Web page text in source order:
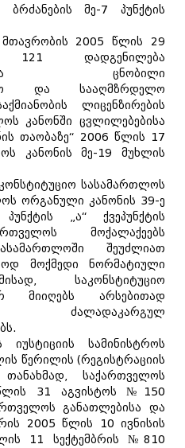
მე-7 პუნქტის
2005 წლის 29
დადგენილება
ცნობილი
და სააღმზრდელო
ლიცენზირების
კანონში ცვლილებებისა
თაობაზე“ 2006 წლის 17
კანონის მე-19 მუხლის
სასამართლოს
ორგანული კანონის 39-ე
„ა“ ქვეპუნქტის
მოქალაქეებს
შეუძლიათ
მოქმედი ნორმატიული
საკონსტიტუციო
მიიღებს არსებითად
ძალადაკარგულ
სამინისტროს
წერილის (რეგისტრაციის
საქართველოს
31 აგვისტოს №150
განათლებისა და
2005 წლის 10 ივნისის
11 სექტემბრის №810